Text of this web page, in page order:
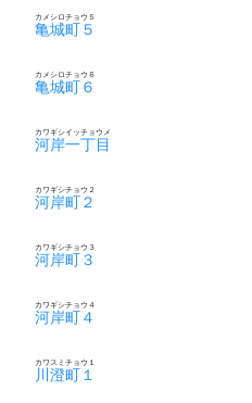
亀城町５
カメシロチョウ５
亀城町６
カメシロチョウ６
河岸一丁目
カワギシイッチョウメ
河岸町２
カワギシチョウ２
河岸町３
カワギシチョウ３
河岸町４
カワギシチョウ４
川澄町１
カワスミチョウ１